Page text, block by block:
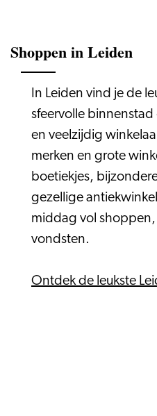
Shoppen in Leiden
In Leiden vind je de
sfeervolle binnenstad
en veelzijdig
merken en grote
boetiekjes,
gezellige
middag vol shoppen,
vondsten.
Ontdek de leukste